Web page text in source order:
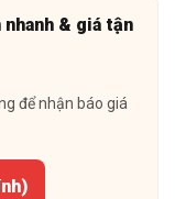
& giá tận
để nhận báo giá